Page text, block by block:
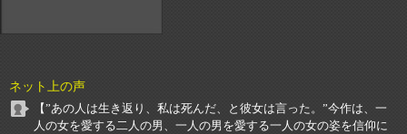
ネット上の声
【”あの人は生き返り、私は死んだ、と彼女は言った。”今作は、一
人の女を愛する二人の男、一人の男を愛する一人の女の姿を信仰に